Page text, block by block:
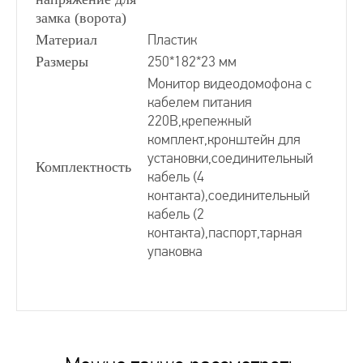
замка (ворота)
Материал
Пластик
Размеры 250*182*23 мм
Комплектность
Монитор видеодомофона с
кабелем питания
220В,крепежный
комплект,кронштейн для
установки,соединительный
кабель (4
контакта),соединительный
кабель (2
контакта),паспорт,тарная
упаковка
Тип экрана: